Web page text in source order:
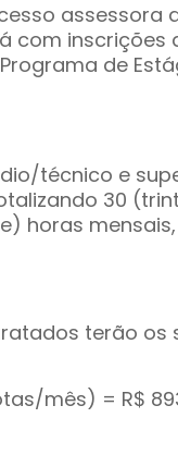
assessora a
com
de
técnico e
30
horas
terão os
mês) = R$